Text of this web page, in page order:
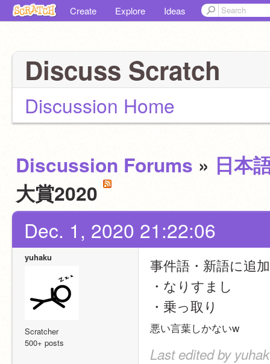
Create Explore Ideas
Discuss Scratch
Discussion Home
Discussion Forums » 日本
大賞2020
Dec. 1, 2020 21:22:06
yuhaku
Scratcher
500+ posts
事件語・新語に追加
・なりすまし
・乗っ取り
悪い言葉しかないw
Last edited by